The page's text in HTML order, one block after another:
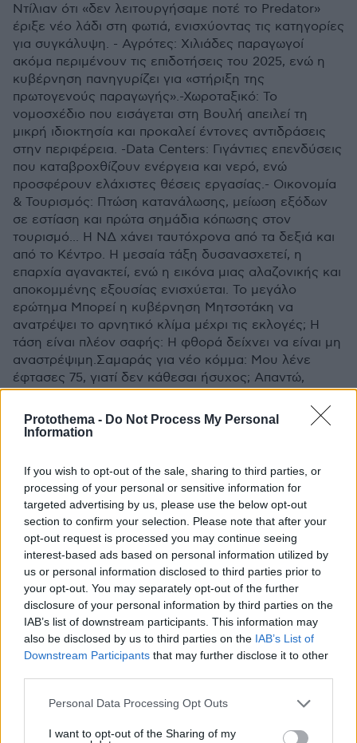
Protothema - Do Not Process My Personal
Information
If you wish to opt-out of the sale, sharing to third parties, or
processing of your personal or sensitive information for
targeted advertising by us, please use the below opt-out
section to confirm your selection. Please note that after your
opt-out request is processed you may continue seeing
interest-based ads based on personal information utilized by
us or personal information disclosed to third parties prior to
your opt-out. You may separately opt-out of the further
disclosure of your personal information by third parties on the
IAB’s list of downstream participants. This information may
also be disclosed by us to third parties on the IAB’s List of
Downstream Participants that may further disclose it to other
Please note that this website/app uses one or more Google
not limited to your visit or usage behaviour. You may click to
Personal Data Processing Opt Outs
I want to opt-out of the Sharing of my
Ντίλιαν ότι «δεν λειτουργήσαμε ποτέ το Predator»
έριξε νέο λάδι στη φωτιά, ενισχύοντας τις κατηγορίες
για συγκάλυψη. - Αγρότες: Χιλιάδες παραγωγοί
ακόμα περιμένουν τις επιδοτήσεις του 2025, ενώ η
κυβέρνηση πανηγυρίζει για «στήριξη της
πρωτογενούς παραγωγής».-Χωροταξικό: Το
νομοσχέδιο που εισάγεται στη Βουλή απειλεί τη
μικρή ιδιοκτησία και προκαλεί έντονες αντιδράσεις
στην περιφέρεια. -Data Centers: Γιγάντιες επενδύσεις
που καταβροχθίζουν ενέργεια και νερό, ενώ
προσφέρουν ελάχιστες θέσεις εργασίας.- Οικονομία
& Τουρισμός: Πτώση κατανάλωσης, μείωση εξόδων
σε εστίαση και πρώτα σημάδια κόπωσης στον
τουρισμό... Η ΝΔ χάνει ταυτόχρονα από τα δεξιά και
από το Κέντρο. Η μεσαία τάξη δυσανασχετεί, η
επαρχία αγανακτεί, ενώ η εικόνα μιας αλαζονικής και
αποκομμένης εξουσίας ενισχύεται. Το μεγάλο
ερώτημα Μπορεί η κυβέρνηση Μητσοτάκη να
ανατρέψει το αρνητικό κλίμα μέχρι τις εκλογές; Η
τάση είναι πλέον σαφής: Η φθορά δείχνει να είναι μη
αναστρέψιμη.Σαμαράς για νέο κόμμα: Μου λένε
έφτασες 75, γιατί δεν κάθεσαι ήσυχος; Απαντώ,
στους αγώνες για την πατρίδα δεν υπάρχει σύνταξη,
πήρα τις αποφάσεις μου..
ΑΠΑΝΤΗΣΗ
Οταν φτασουν οι εκλογες
06.06.2026, 08:45
Τωρα δεν εχουνε εκλογες, ο καθενας λεει οτι
θελει. Οταν φτασουν οι εκλογες και ο κοσμος δει
τις διαθεσιμες επιλογες και διαπιστωσει οτι
υπαρχει σοβαρη πιθανοτητα να ξαναερθει το χαος
της αχριστερας του Τσιπρα, θα ψηφισει με 40+ τα
εκατο ΝΔ και εκει θα ληξει το παραμυθι.
ΑΠΑΝΤΗΣΗ
Γιαννης
06.06.2026, 08:24
αυτοί όλοι, είναι γνωστό τί είδους σούργελα
σούργελα είναι αυτοί πού τους ψηφίζουν..,....